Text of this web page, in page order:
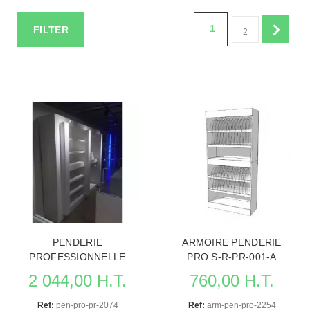
FILTER 1 2
PENDERIE
PROFESSIONNELLE
2 044,00 H.T.
Ref: pen-pro-pr-2074
ARMOIRE PENDERIE
PRO S-R-PR-001-A
760,00 H.T.
Ref: arm-pen-pro-2254